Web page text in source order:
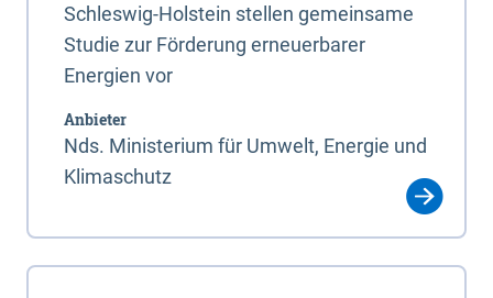
Schleswig-Holstein stellen gemeinsame
Studie zur Förderung erneuerbarer
Energien vor
Anbieter
Nds. Ministerium für Umwelt, Energie und
Klimaschutz